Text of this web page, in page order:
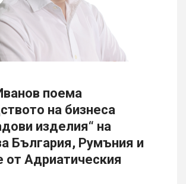
поема
на бизнеса
изделия“ на
България, Румъния и
от Адриатическия